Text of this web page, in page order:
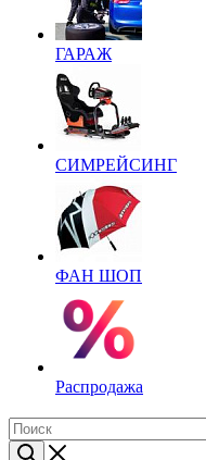
ГАРАЖ
СИМРЕЙСИНГ
ФАН ШОП
Распродажа